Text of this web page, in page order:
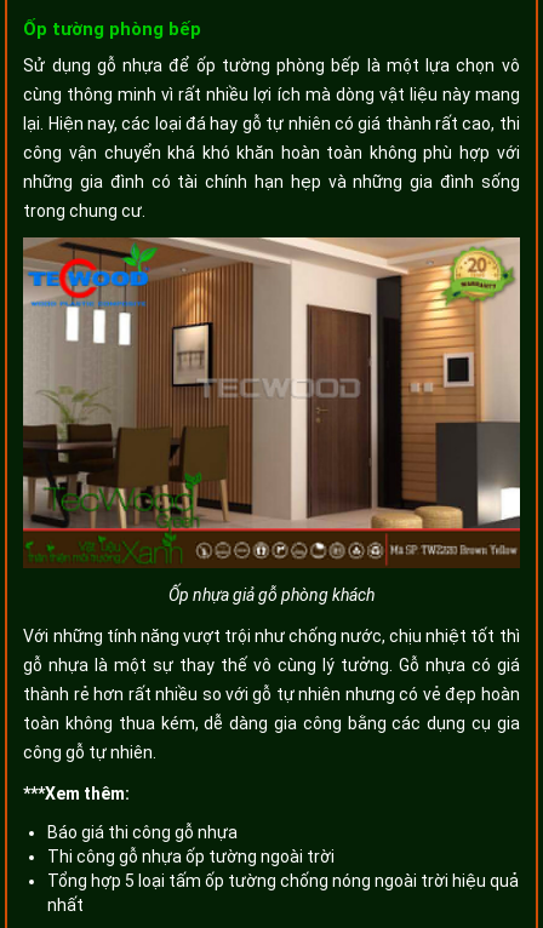
Ốp tường phòng bếp
Sử dụng gỗ nhựa để ốp tường phòng bếp là một lựa chọn vô
cùng thông minh vì rất nhiều lợi ích mà dòng vật liệu này mang
lại. Hiện nay, các loại đá hay gỗ tự nhiên có giá thành rất cao, thi
công vận chuyển khá khó khăn hoàn toàn không phù hợp với
những gia đình có tài chính hạn hẹp và những gia đình sống
trong chung cư.
Ốp nhựa giả gỗ phòng khách
Với những tính năng vượt trội như chống nước, chịu nhiệt tốt thì
gỗ nhựa là một sự thay thế vô cùng lý tưởng. Gỗ nhựa có giá
thành rẻ hơn rất nhiều so với gỗ tự nhiên nhưng có vẻ đẹp hoàn
toàn không thua kém, dễ dàng gia công bằng các dụng cụ gia
công gỗ tự nhiên.
***Xem thêm:
Báo giá thi công gỗ nhựa
Thi công gỗ nhựa ốp tường ngoài trời
Tổng hợp 5 loại tấm ốp tường chống nóng ngoài trời hiệu quả
nhất